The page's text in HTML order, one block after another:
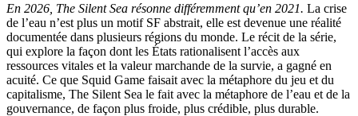
En 2026, The Silent Sea résonne différemment qu’en 2021. La crise
de l’eau n’est plus un motif SF abstrait, elle est devenue une réalité
documentée dans plusieurs régions du monde. Le récit de la série,
qui explore la façon dont les États rationalisent l’accès aux
ressources vitales et la valeur marchande de la survie, a gagné en
acuité. Ce que Squid Game faisait avec la métaphore du jeu et du
capitalisme, The Silent Sea le fait avec la métaphore de l’eau et de la
gouvernance, de façon plus froide, plus crédible, plus durable.